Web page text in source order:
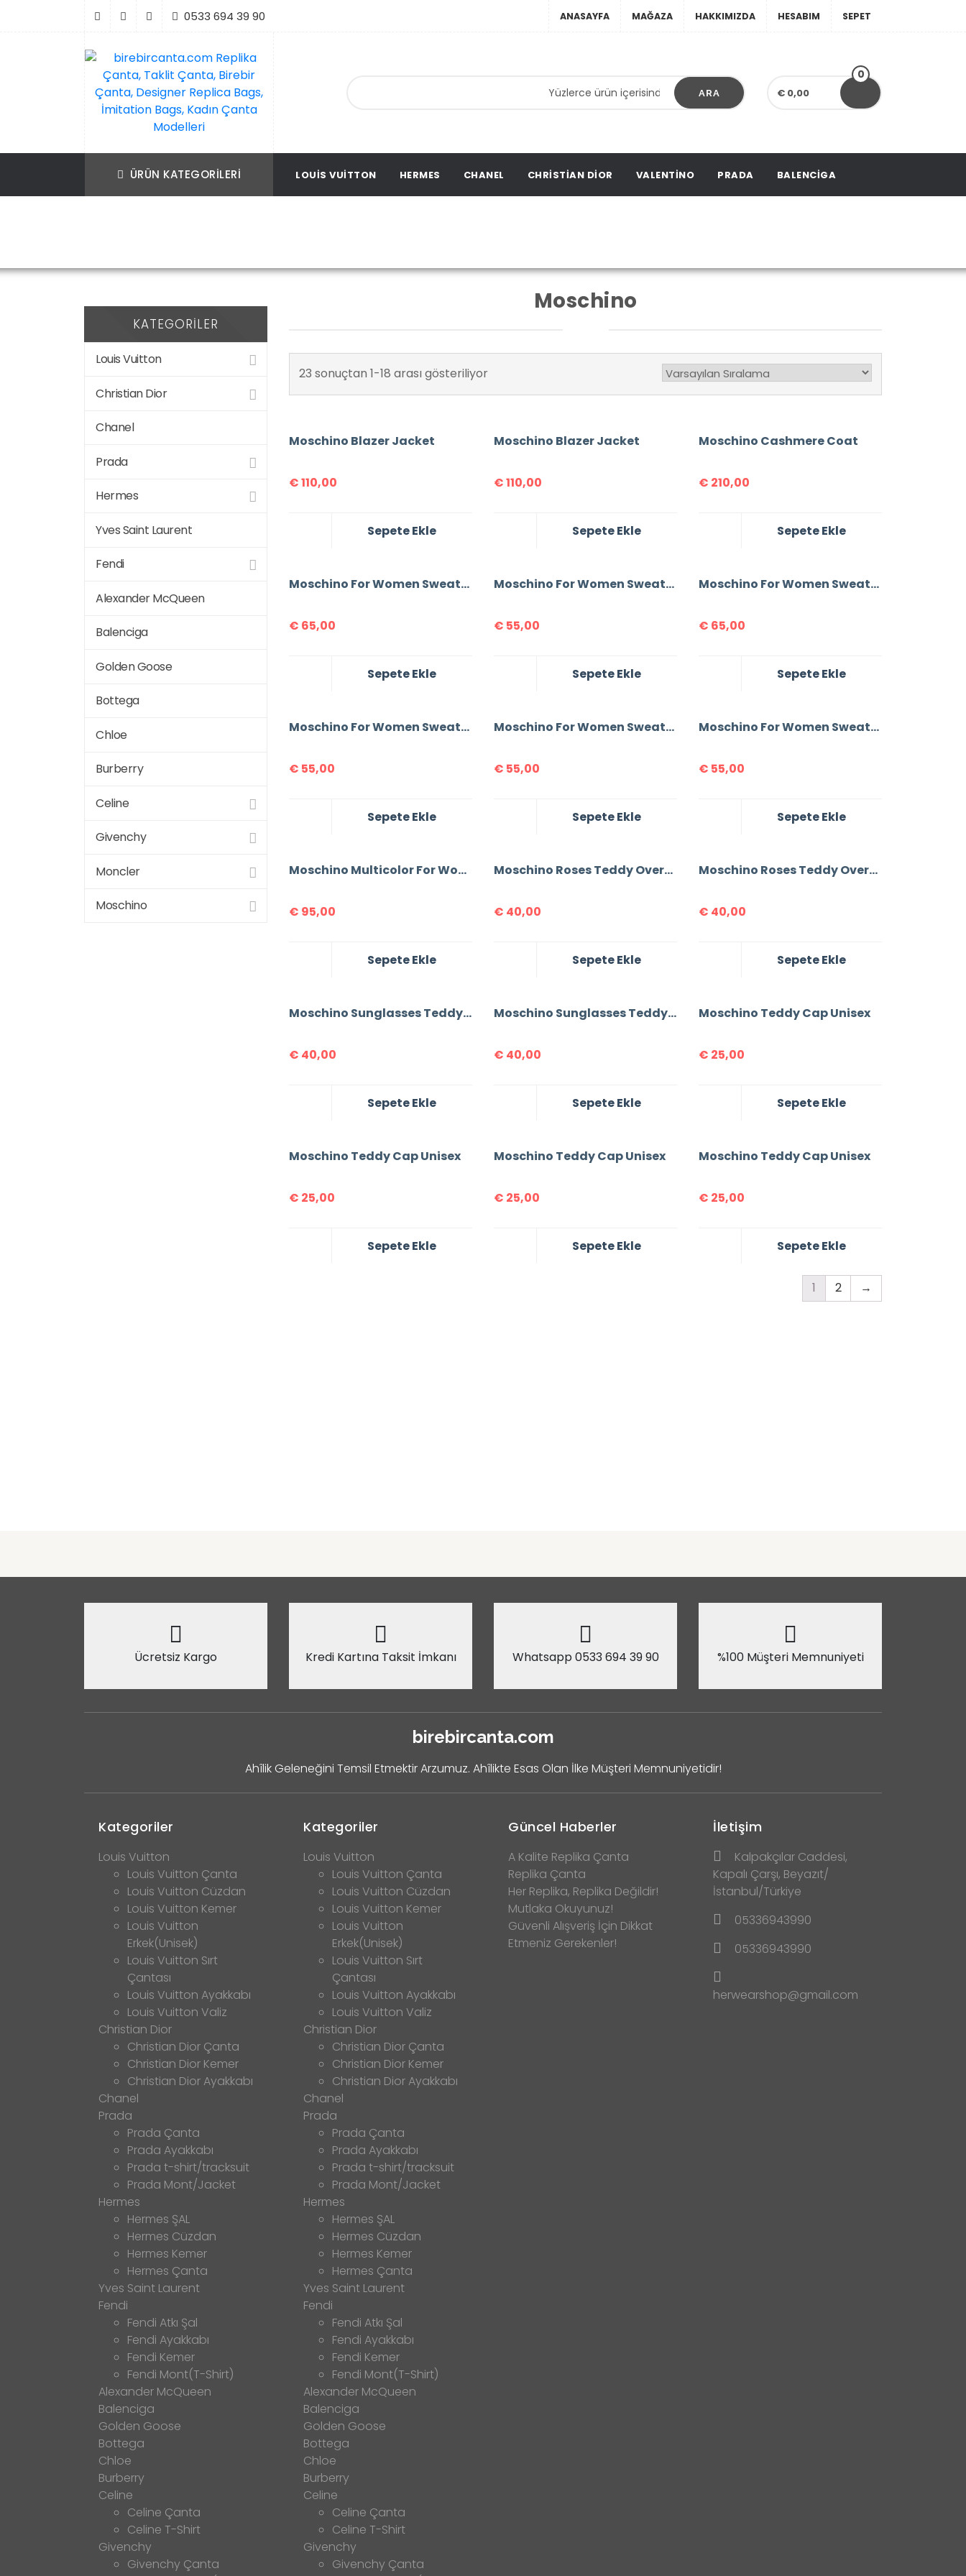
0533 694 39 90 ANASAYFA MAĞAZA HAKKIMIZDA HESABIM SEPET
Bags, Kadın Çanta Modelleri
ARA € 0,00
0
ÜRÜN KATEGORILERI LOUIS VUITTON HERMES CHANEL CHRISTIAN DIOR VALENTINO PRADA BALENCIGA
KATEGORILER
Louis Vuitton
Christian Dior
Chanel
Prada
Hermes
Yves Saint Laurent
Fendi
Alexander McQueen
Balenciga
Golden Goose
Bottega
Chloe
Burberry
Celine
Givenchy
Moncler
Moschino
Moschino
23 sonuçtan 1-18 arası gösteriliyor
Moschino Blazer Jacket
€110,00
Sepete Ekle
Moschino Blazer Jacket
€110,00
Sepete Ekle
Moschino Cashmere Coat
€ 210,00
Sepete Ekle
Moschino For Women Sweatshirt
€ 65,00
Sepete Ekle
Moschino For Women Sweatshirt
€ 55,00
Sepete Ekle
Moschino For Women Sweatshirt
€ 65,00
Sepete Ekle
Moschino For Women Sweatshirt
€ 55,00
Sepete Ekle
Moschino For Women Sweatshirt
€ 55,00
Sepete Ekle
Moschino For Women Sweatshirt
€ 55,00
Sepete Ekle
Moschino Multicolor For Women Tracksuit
€ 95,00
Sepete Ekle
Moschino Roses Teddy Oversize For Women T-Shirt
€ 40,00
Sepete Ekle
Moschino Roses Teddy Oversize For Women T-Shirt
€ 40,00
Sepete Ekle
Moschino Sunglasses Teddy Print For Women T-shirt
€ 40,00
Sepete Ekle
Moschino Sunglasses Teddy Print For Women T-shirt
€ 40,00
Sepete Ekle
Moschino Teddy Cap Unisex
€ 25,00
Sepete Ekle
Moschino Teddy Cap Unisex
€ 25,00
Sepete Ekle
Moschino Teddy Cap Unisex
€ 25,00
Sepete Ekle
Moschino Teddy Cap Unisex
€ 25,00
Sepete Ekle
1 2 →
Ücretsiz Kargo Kredi Kartına Taksit İmkanı Whatsapp 0533 694 39 90 %100 Müşteri Memnuniyeti
birebircanta.com
Ahîlik Geleneğini Temsil Etmektir Arzumuz. Ahîlikte Esas Olan İlke Müşteri Memnuniyetidir!
Kategoriler
Louis Vuitton
Louis Vuitton Çanta
Louis Vuitton Cüzdan
Louis Vuitton Kemer
Louis Vuitton
Erkek(Unisek)
Louis Vuitton Sırt
Çantası
Louis Vuitton Ayakkabı
Louis Vuitton Valiz
Christian Dior
Christian Dior Çanta
Christian Dior Kemer
Christian Dior Ayakkabı
Chanel
Prada
Prada Çanta
Prada Ayakkabı
Prada t-shirt/tracksuit
Prada Mont/Jacket
Hermes
Hermes ŞAL
Hermes Cüzdan
Hermes Kemer
Hermes Çanta
Yves Saint Laurent
Fendi
Fendi Atkı Şal
Fendi Ayakkabı
Fendi Kemer
Fendi Mont(T-Shirt)
Alexander McQueen
Balenciga
Golden Goose
Bottega
Chloe
Burberry
Celine
Celine Çanta
Celine T-Shirt
Givenchy
Givenchy Çanta
Kategoriler
Louis Vuitton
Louis Vuitton Çanta
Louis Vuitton Cüzdan
Louis Vuitton Kemer
Louis Vuitton
Erkek(Unisek)
Louis Vuitton Sırt
Çantası
Louis Vuitton Ayakkabı
Louis Vuitton Valiz
Christian Dior
Christian Dior Çanta
Christian Dior Kemer
Christian Dior Ayakkabı
Chanel
Prada
Prada Çanta
Prada Ayakkabı
Prada t-shirt/tracksuit
Prada Mont/Jacket
Hermes
Hermes ŞAL
Hermes Cüzdan
Hermes Kemer
Hermes Çanta
Yves Saint Laurent
Fendi
Fendi Atkı Şal
Fendi Ayakkabı
Fendi Kemer
Fendi Mont(T-Shirt)
Alexander McQueen
Balenciga
Golden Goose
Bottega
Chloe
Burberry
Celine
Celine Çanta
Celine T-Shirt
Givenchy
Givenchy Çanta
Güncel Haberler
A Kalite Replika Çanta
Replika Çanta
Her Replika, Replika Değildir!
Mutlaka Okuyunuz!
Güvenli Alışveriş İçin Dikkat
Etmeniz Gerekenler!
İletişim
Kalpakçılar Caddesi,
Kapalı Çarşı, Beyazıt/
İstanbul/Türkiye
05336943990
05336943990
herwearshop@gmail.com